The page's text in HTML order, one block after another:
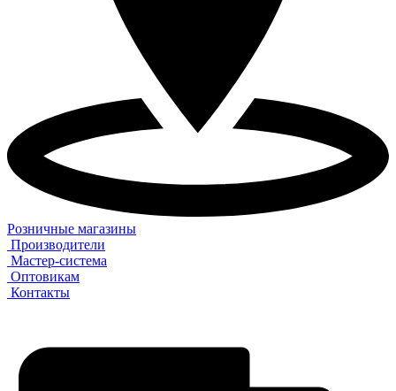
Розничные магазины
Производители
Мастер-система
Оптовикам
Контакты